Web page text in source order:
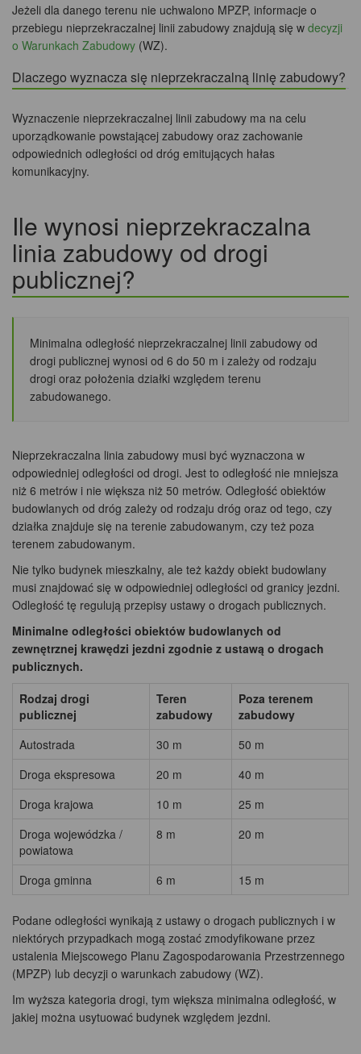
Jeżeli dla danego terenu nie uchwalono MPZP, informacje o
przebiegu nieprzekraczalnej linii zabudowy znajdują się w decyzji
o Warunkach Zabudowy (WZ).
Dlaczego wyznacza się nieprzekraczalną linię zabudowy?
Wyznaczenie nieprzekraczalnej linii zabudowy ma na celu
uporządkowanie powstającej zabudowy oraz zachowanie
odpowiednich odległości od dróg emitujących hałas
komunikacyjny.
Ile wynosi nieprzekraczalna
linia zabudowy od drogi
publicznej?
Minimalna odległość nieprzekraczalnej linii zabudowy od
drogi publicznej wynosi od 6 do 50 m i zależy od rodzaju
drogi oraz położenia działki względem terenu
zabudowanego.
Nieprzekraczalna linia zabudowy musi być wyznaczona w
odpowiedniej odległości od drogi. Jest to odległość nie mniejsza
niż 6 metrów i nie większa niż 50 metrów. Odległość obiektów
budowlanych od dróg zależy od rodzaju dróg oraz od tego, czy
działka znajduje się na terenie zabudowanym, czy też poza
terenem zabudowanym.
Nie tylko budynek mieszkalny, ale też każdy obiekt budowlany
musi znajdować się w odpowiedniej odległości od granicy jezdni.
Odległość tę regulują przepisy ustawy o drogach publicznych.
Minimalne odległości obiektów budowlanych od
zewnętrznej krawędzi jezdni zgodnie z ustawą o drogach
publicznych.
Rodzaj drogi
publicznej
Teren
zabudowy
Poza terenem
zabudowy
Autostrada
30 m
50 m
Droga ekspresowa
20 m
40 m
Droga krajowa
10 m
25 m
Droga wojewódzka /
powiatowa
8 m 20 m
Droga gminna 6 m 15 m
Podane odległości wynikają z ustawy o drogach publicznych i w
niektórych przypadkach mogą zostać zmodyfikowane przez
ustalenia Miejscowego Planu Zagospodarowania Przestrzennego
(MPZP) lub decyzji o warunkach zabudowy (WZ).
Im wyższa kategoria drogi, tym większa minimalna odległość, w
jakiej można usytuować budynek względem jezdni.